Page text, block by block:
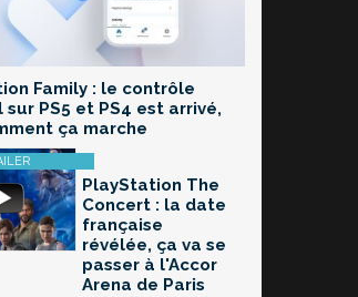
Family : le contrôle
PS5 et PS4 est arrivé,
ça marche
PlayStation The
Concert : la date
française
révélée, ça va se
passer à l'Accor
Arena de Paris